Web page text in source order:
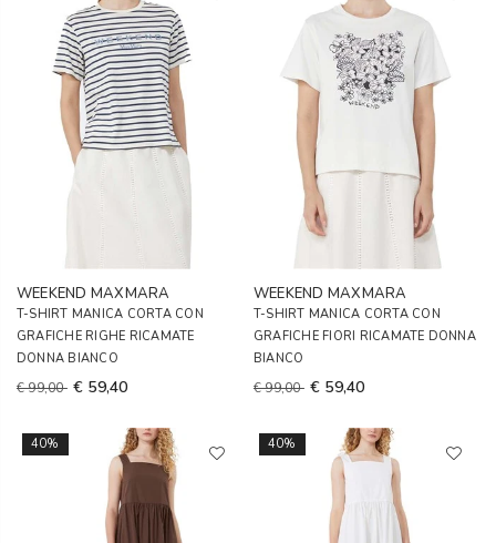
WEEKEND MAXMARA
T-SHIRT MANICA CORTA CON
GRAFICHE RIGHE RICAMATE
DONNA BIANCO
€ 99,00 € 59,40
WEEKEND MAXMARA
T-SHIRT MANICA CORTA CON
GRAFICHE FIORI RICAMATE DONNA
BIANCO
€ 99,00 € 59,40
40% 40%